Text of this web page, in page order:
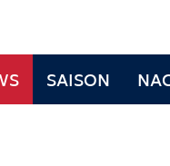
SAISON